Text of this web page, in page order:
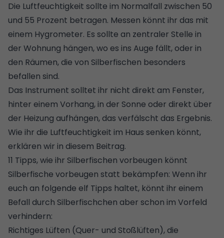
Die Luftfeuchtigkeit sollte im Normalfall zwischen 50
und 55 Prozent betragen. Messen könnt ihr das mit
einem Hygrometer. Es sollte an zentraler Stelle in
der Wohnung hängen, wo es ins Auge fällt, oder in
den Räumen, die von Silberfischen besonders
befallen sind.
Das Instrument solltet ihr nicht direkt am Fenster,
hinter einem Vorhang, in der Sonne oder direkt über
der Heizung aufhängen, das verfälscht das Ergebnis.
Wie ihr die Luftfeuchtigkeit im Haus senken könnt,
erklären wir in diesem Beitrag.
11 Tipps, wie ihr Silberfischen vorbeugen könnt
Silberfische vorbeugen statt bekämpfen: Wenn ihr
euch an folgende elf Tipps haltet, könnt ihr einem
Befall durch Silberfischchen aber schon im Vorfeld
verhindern:
Richtiges Lüften (Quer- und Stoßlüften), die